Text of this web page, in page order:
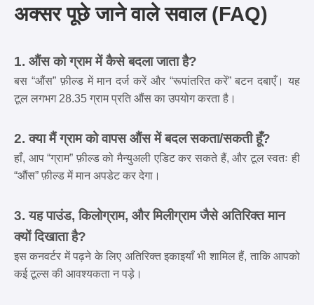
अक्सर पूछे जाने वाले सवाल (FAQ)
1. औंस को ग्राम में कैसे बदला जाता है?
बस “औंस” फ़ील्ड में मान दर्ज करें और “रूपांतरित करें” बटन दबाएँ। यह
टूल लगभग 28.35 ग्राम प्रति औंस का उपयोग करता है।
2. क्या मैं ग्राम को वापस औंस में बदल सकता/सकती हूँ?
हाँ, आप “ग्राम” फ़ील्ड को मैन्युअली एडिट कर सकते हैं, और टूल स्वतः ही
“औंस” फ़ील्ड में मान अपडेट कर देगा।
3. यह पाउंड, किलोग्राम, और मिलीग्राम जैसे अतिरिक्त मान
क्यों दिखाता है?
इस कनवर्टर में पढ़ने के लिए अतिरिक्त इकाइयाँ भी शामिल हैं, ताकि आपको
कई टूल्स की आवश्यकता न पड़े।